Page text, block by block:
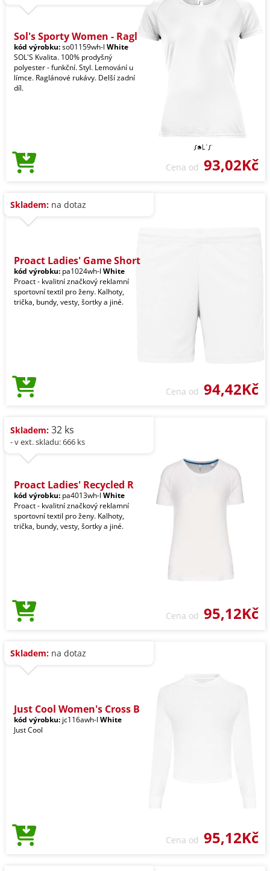
Sol's Sporty Women - Ragl
kód výrobku:so01159wh-l White
SOL'S Kvalita. 100% prodyšný
polyester - funkční. Styl. Lemování u
límce. Raglánové rukávy. Delší zadní
díl.
Cena od 93,02Kč
Skladem: na dotaz
Proact Ladies' Game Short
kód výrobku: pa1024wh-l White
Proact - kvalitní značkový reklamní
sportovní textil pro ženy. Kalhoty,
trička, bundy, vesty, šortky a jiné.
Cena od 94,42Kč
Skladem: 32 ks
- v ext. skladu: 666 ks
Proact Ladies' Recycled R
kód výrobku: pa4013wh-l White
Proact - kvalitní značkový reklamní
sportovní textil pro ženy. Kalhoty,
trička, bundy, vesty, šortky a jiné.
Cena od 95,12Kč
Skladem: na dotaz
Just Cool Women's Cross B
kód výrobku: jc116awh-l White
Just Cool
Cena od 95,12Kč